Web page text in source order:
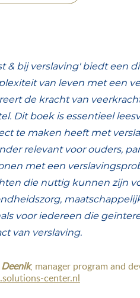
& bij verslaving' biedt een
van leven met een
de kracht van
Dit boek is essentieel
te maken heeft met
relevant voor ouders,
met een
die nuttig kunnen zijn
voor iedereen die
van verslaving.
, manager program and
center.nl